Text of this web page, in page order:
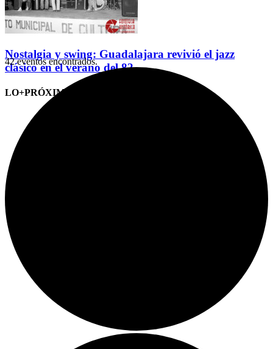
Nostalgia y swing: Guadalajara revivió el jazz
clásico en el verano del 82
LO+PRÓXIMO (CITAS)
42 eventos encontrados.